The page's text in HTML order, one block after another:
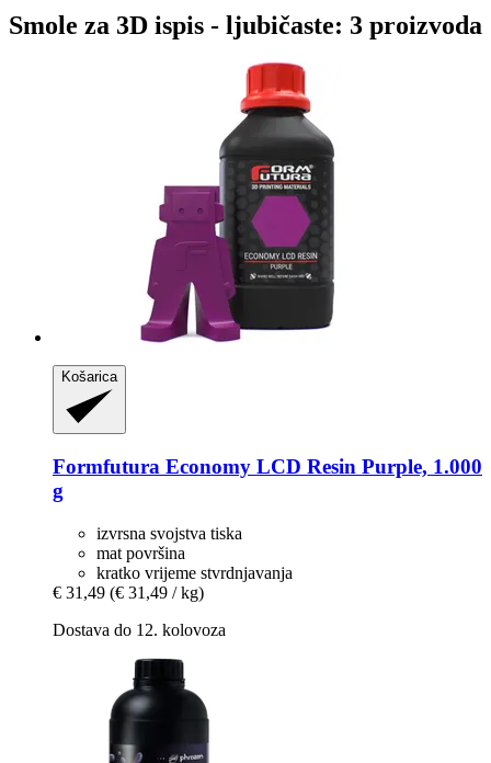
Smole za 3D ispis - ljubičaste: 3 proizvoda
Košarica
Formfutura Economy LCD Resin Purple, 1.000
g
izvrsna svojstva tiska
mat površina
kratko vrijeme stvrdnjavanja
€ 31,49 (€ 31,49 / kg)
Dostava do 12. kolovoza